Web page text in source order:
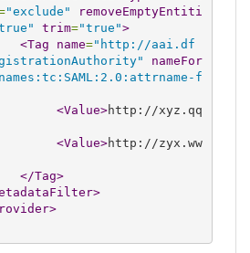
"exclude"
removeEmptyEntiti
trim="true">
<Tag
name="http://aai.df
nameFor
f
<Value>http://xyz.qq
<Value>http://zyx.ww
</Tag>
>
>